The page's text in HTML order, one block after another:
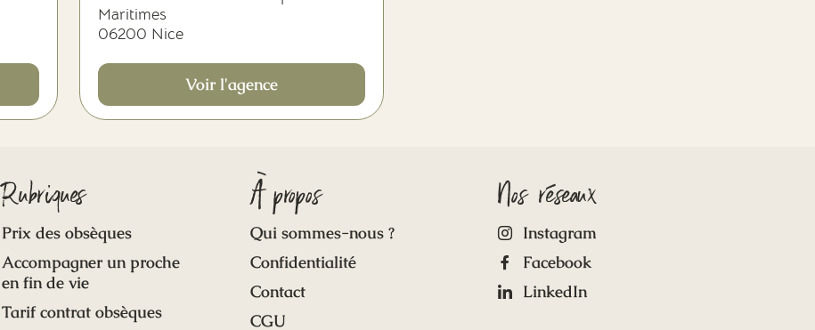
Maritimes
06200 Nice
Voir l'agence
Rubriques
Prix des obsèques
Accompagner un proche
en fin de vie
Tarif contrat obsèques
À propos
Qui sommes-nous ?
Confidentialité
Contact
CGU
Nos réseaux
Instagram
Facebook
LinkedIn